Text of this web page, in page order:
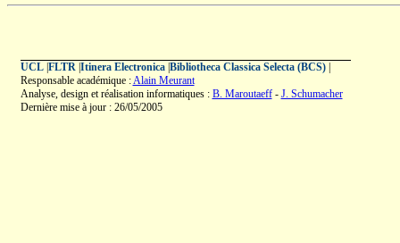
UCL| FLTR| Itinera Electronica| Bibliotheca Classica Selecta (BCS)|
Responsable académique :Alain Meurant
Analyse, design et réalisation informatiques : B. Maroutaeff- J. Schumacher
Dernière mise à jour : 26/05/2005